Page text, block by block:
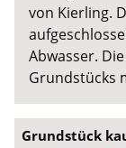
von Kierling.
Abwasser.
Grundstücks
Grundstück